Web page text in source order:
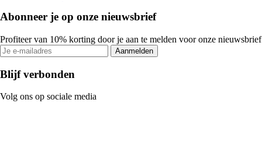
Abonneer je op onze nieuwsbrief
Profiteer van 10% korting door je aan te melden voor onze nieuwsbrief
Aanmelden
Blijf verbonden
Volg ons op sociale media